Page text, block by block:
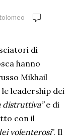
di
hanno
Mikhail
leadership dei
distruttiva”e di
con il
volenterosi”. Il